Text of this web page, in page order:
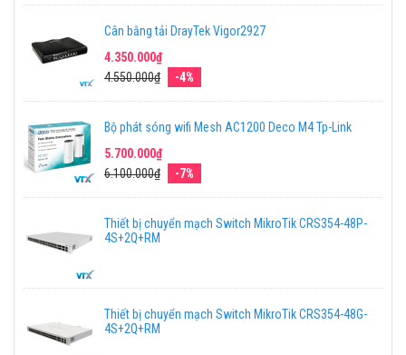
Cân bằng tải DrayTek Vigor2927
4.350.000₫
4.550.000₫
-4%
Bộ phát sóng wifi Mesh AC1200 Deco M4 Tp-Link
5.700.000₫
6.100.000₫
-7%
Thiết bị chuyển mạch Switch MikroTik CRS354-48P-
4S+2Q+RM
Thiết bị chuyển mạch Switch MikroTik CRS354-48G-
4S+2Q+RM